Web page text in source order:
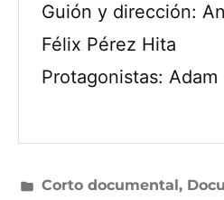
Guión y dirección:
Félix Pérez Hita
Protagonistas:
Publicado
Corto documental,